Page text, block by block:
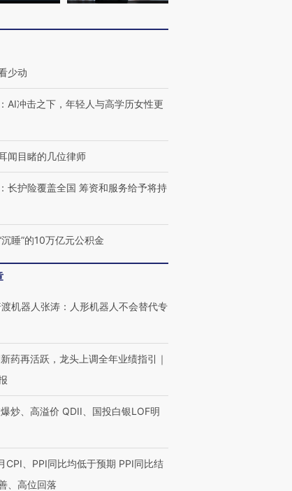
道危
班牙
128毫米 紧急转移近
4000人
雨 3小时累计雨量超80毫
少动
： AI冲击之下，年轻人与高学历女性更
闻目睹的几位律师
： 长护险覆盖全国 筹资和服务给予将持
沉睡”的10万亿元公积金
机器人张涛：人形机器人不会替代专
药再活跃，龙头上调全年业绩指引｜
炒、高溢价 QDII、国投白银LOF明
CPI、PPI同比均低于预期 PPI同比结
、高位回落